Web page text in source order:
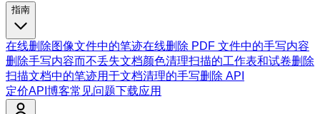
指南
在线删除图像文件中的笔迹在线删除 PDF 文件中的手写内容
删除手写内容而不丢失文档颜色清理扫描的工作表和试卷删除
扫描文档中的笔迹用于文档清理的手写删除 API
定价API 博客常见问题下载应用